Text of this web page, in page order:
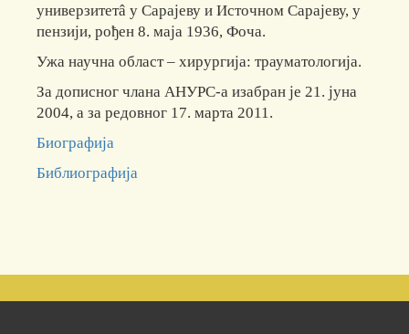
универзитетâ у Сарајеву и Источном Сарајеву, у
пензији, рођен 8. маја 1936, Фоча.
Ужа научна област – хирургија: трауматологија.
За дописног члана АНУРС-а изабран је 21. јуна
2004, а за редовног 17. марта 2011.
Биографија
Библиографија